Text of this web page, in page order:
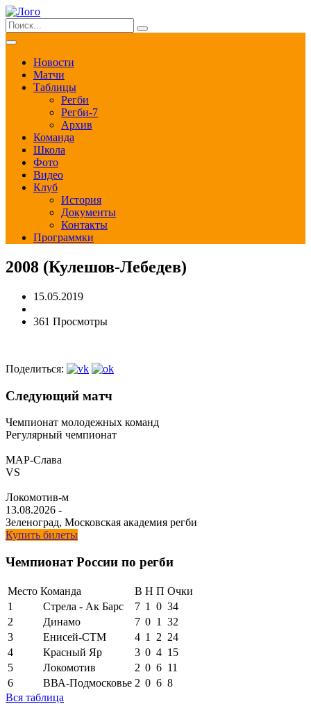
Новости
Матчи
Таблицы
Регби
Регби-7
Архив
Команда
Школа
Фото
Видео
Клуб
История
Документы
Контакты
Программки
2008 (Кулешов-Лебедев)
15.05.2019
361 Просмотры
Поделиться:
Следующий матч
Чемпионат молодежных команд
Регулярный чемпионат
МАР-Слава
VS
Локомотив-м
13.08.2026 -
Зеленоград, Московская академия регби
Купить билеты
Чемпионат России по регби
Место Команда В Н П Очки
1
Стрела - Ак Барс 7 1 0 34
2
Динамо 7 0 1
32
3
Енисей-СТМ 4 1 2 24
4
Красный Яр 3 0 4 15
5
Локомотив 2 0 6 11
6
ВВА-Подмосковье 2 0 6 8
Вся таблица